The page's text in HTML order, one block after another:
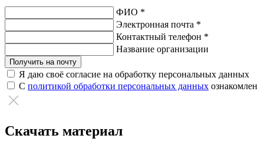
ФИО *
Электронная почта *
Контактный телефон *
Название организации
Получить на почту
Я даю своё согласие на обработку персональных данных
С политикой обработки персональных данных ознакомлен
Скачать материал